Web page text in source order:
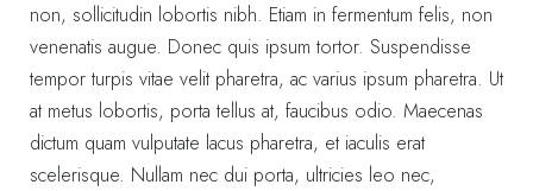
non, sollicitudin lobortis nibh. Etiam in fermentum felis, non
venenatis augue. Donec quis ipsum tortor. Suspendisse
tempor turpis vitae velit pharetra, ac varius ipsum pharetra. Ut
at metus lobortis, porta tellus at, faucibus odio. Maecenas
dictum quam vulputate lacus pharetra, et iaculis erat
scelerisque. Nullam nec dui porta, ultricies leo nec,